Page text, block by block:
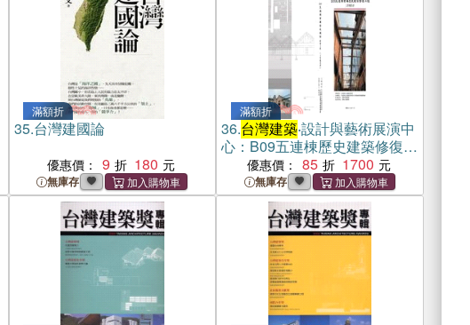
滿額折
35.台灣建國論
優惠價： 9 180
無庫存
滿額折
36.台灣建築‧設計與藝術展演中
心：B09五連棟歷史建築修復工
程工作報告書
優惠價： 85 1700
無庫存